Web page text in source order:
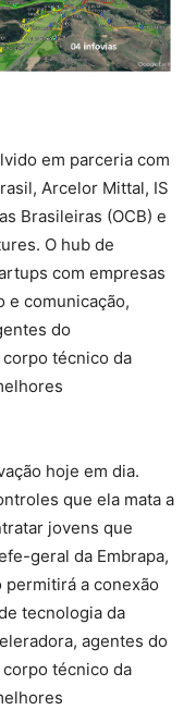
em parceria com
Arcelor Mittal, IS
Brasileiras (OCB) e
O hub de
com empresas
e comunicação,
do
técnico da
hoje em dia.
que ela mata a
jovens que
geral da Embrapa,
permitirá a conexão
tecnologia da
agentes do
técnico da